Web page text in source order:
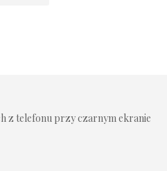
z telefonu przy czarnym ekranie